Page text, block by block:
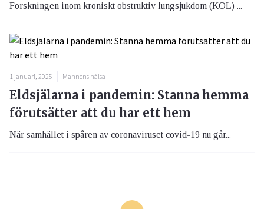
Forskningen inom kroniskt obstruktiv lungsjukdom (KOL) ...
1 januari, 2025 Mannens hälsa
Eldsjälarna i pandemin: Stanna hemma
förutsätter att du har ett hem
När samhället i spåren av coronaviruset covid-19 nu går...